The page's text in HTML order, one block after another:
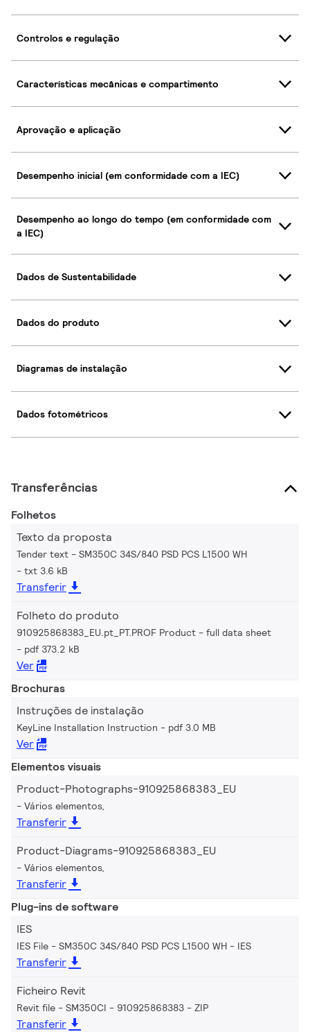
Controlos e regulação
Características mecânicas e compartimento
Aprovação e aplicação
Desempenho inicial (em conformidade com a IEC)
Desempenho ao longo do tempo (em conformidade com
a IEC)
Dados de Sustentabilidade
Dados do produto
Diagramas de instalação
Dados fotométricos
Transferências
Folhetos
Texto da proposta
Tender text - SM350C 34S/840 PSD PCS L1500 WH
txt 3.6 kB
Transferir
Folheto do produto
910925868383_EU.pt_PT.PROF Product - full data sheet
pdf 373.2 kB
Ver
Brochuras
Instruções de instalação
KeyLine Installation Instruction pdf 3.0 MB
Ver
Elementos visuais
Product-Photographs-910925868383_EU
Vários elementos,
Transferir
Product-Diagrams-910925868383_EU
Vários elementos,
Transferir
Plug-ins de software
IES
IES File - SM350C 34S/840 PSD PCS L1500 WH IES
Transferir
Ficheiro Revit
Revit file - SM350CI - 910925868383 ZIP
Transferir